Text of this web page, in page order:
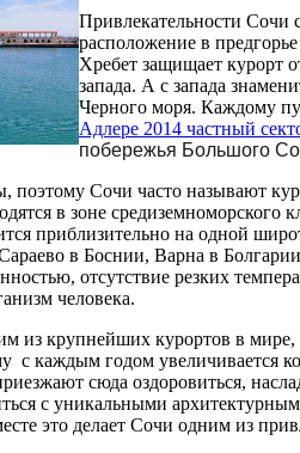
Привлекательности Сочи
расположение в
Хребет защищает курорт
запада. А с запада
Черного моря. Каждому
Адлере 2014 частный
побережья Большого
поэтому Сочи часто называют
в зоне
приблизительно на одной
в Боснии, Варна в
отсутствие резких
человека.
из крупнейших курортов в мире,
с каждым годом увеличивается
сюда оздоровиться,
с уникальными
это делает Сочи одним из